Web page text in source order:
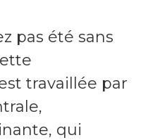
pas été sans
travaillée par
qui